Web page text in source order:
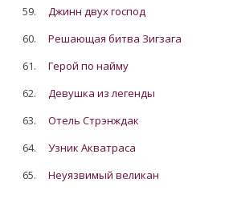
59.
Джинн двух господ
60.
Решающая битва Зигзага
61.
Герой по найму
62.
Девушка из легенды
63.
Отель Стрэнждак
64.
Узник Акватраса
65.
Неуязвимый великан